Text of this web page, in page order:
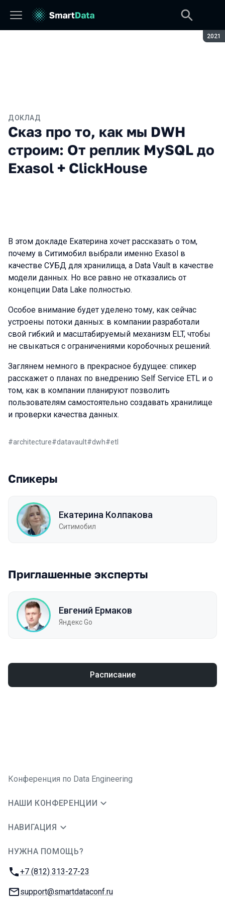
2021
ДОКЛАД
Сказ про то, как мы DWH
строим: От реплик MySQL до
Exasol + ClickHouse
В этом докладе Екатерина хочет рассказать о том,
почему в Ситимобил выбрали именно Exasol в
качестве СУБД для хранилища, а Data Vault в качестве
модели данных. Но все равно не отказались от
концепции Data Lake полностью.
Особое внимание будет уделено тому, как сейчас
устроены потоки данных: в компании разработали
свой гибкий и масштабируемый механизм ELT, чтобы
не свыкаться с ограничениями коробочных решений.
Заглянем немного в прекрасное будущее: спикер
расскажет о планах по внедрению Self Service ETL и о
том, как в компании планируют позволить
пользователям самостоятельно создавать хранилище
и проверки качества данных.
#architecture#datavault#dwh#etl
Спикеры
Екатерина Колпакова
Ситимобил
Приглашенные эксперты
Евгений Ермаков
Яндекс Go
Расписание
Конференция по Data Engineering
НАШИ КОНФЕРЕНЦИИ
НАВИГАЦИЯ
НУЖНА ПОМОЩЬ?
Телефон:
+7 (812) 313-27-23
E-mail:
support@smartdataconf.ru